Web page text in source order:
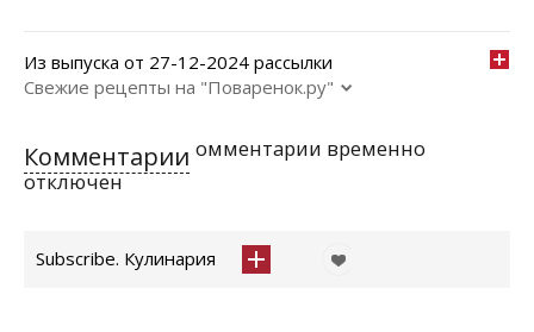
Из выпуска от 27-12-2024 рассылки
Свежие рецепты на "Поваренок.ру"
Комментарии омментарии временно
отключен
Subscribe. Кулинария